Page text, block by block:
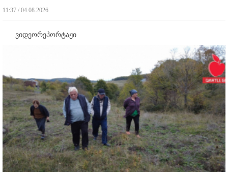
11:37 / 04.08.2026
ვიდეორეპორტაჟი